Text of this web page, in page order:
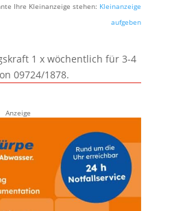
Ihre Kleinanzeige stehen: Kleinanzeige
aufgeben
1 x wöchentlich für 3-4
09724/1878.
Anzeige